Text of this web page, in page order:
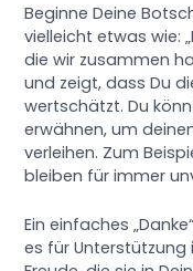
Beginne Deine
vielleicht etwas wie:
die wir zusammen
und zeigt, dass Du
wertschätzt. Du
erwähnen, um
verleihen. Zum
bleiben für immer
Ein einfaches
es für Unterstützung